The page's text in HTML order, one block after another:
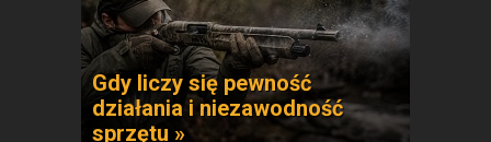
Gdy liczy się pewność
działania i niezawodność
sprzętu »